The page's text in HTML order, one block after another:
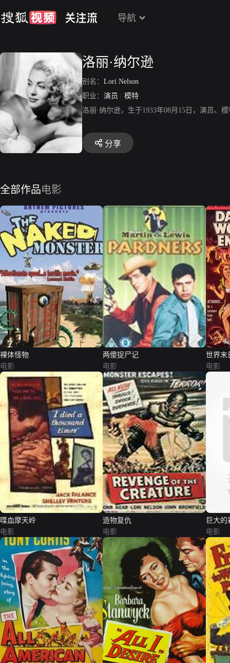
导航
洛丽·纳尔逊
别名： Lori Nelson
职业： 演员 / 模特
洛丽·纳尔逊，生于1933年08月15日，演员、
分享
全部作品电影
裸体怪物
电影
两傻捉尸记
电影
世界末
电影
喋血摩天岭
电影
造物复仇
电影
巨大的
电影